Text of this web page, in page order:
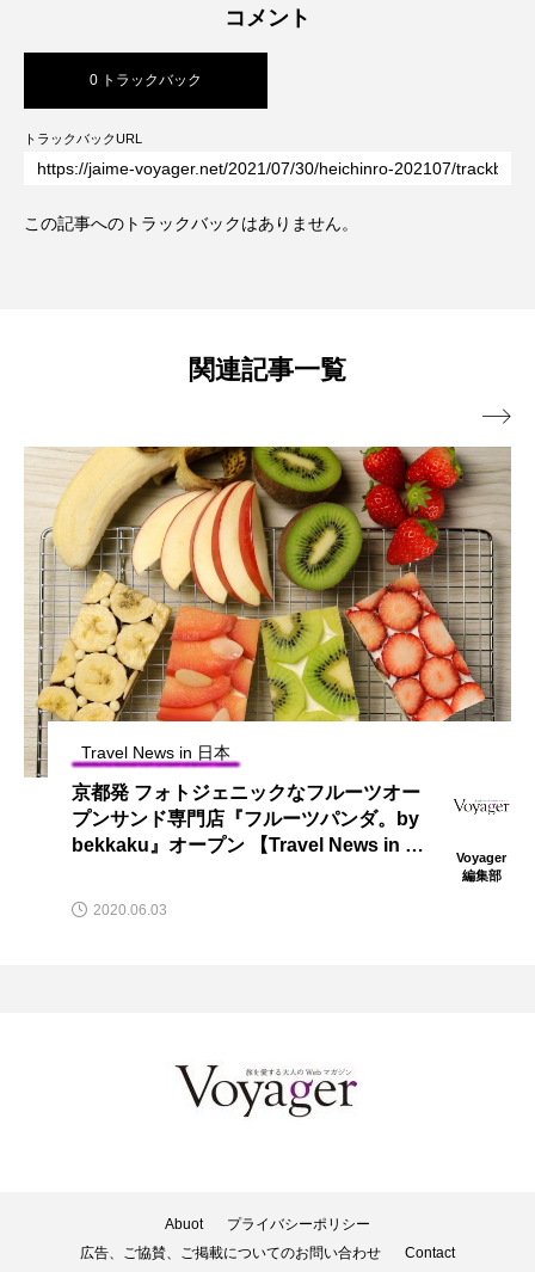
ンバージョンが際立つSHIFT HOTEL
コメント
0 トラックバック
トラックバックURL
この記事へのトラックバックはありません。
関連記事一覧
Travel News in 日本
京都発 フォトジェニックなフルーツオー
プンサンド専門店『フルーツパンダ。by
bekkaku』オープン 【Travel News in 日
Voyager
編集部
2020.06.03

Abuot
プライバシーポリシー
広告、ご協賛、ご掲載についてのお問い合わせ
Contact